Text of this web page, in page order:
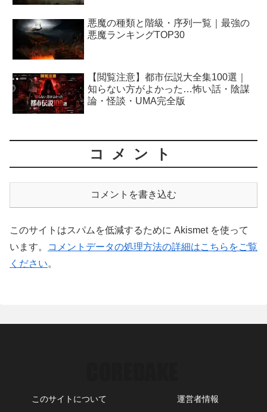
悪魔の種類と階級・序列一覧｜最強の
悪魔ランキングTOP30
【閲覧注意】都市伝説大全集100選｜
知らない方がよかった…怖い話・陰謀
論・怪談・UMA完全版
コメント
コメントを書き込む
このサイトはスパムを低減するために Akismet を使って
います。
コメントデータの処理方法の詳細はこちらをご覧
ください。
このサイトについて
運営者情報